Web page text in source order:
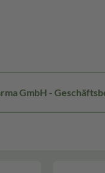
GmbH -